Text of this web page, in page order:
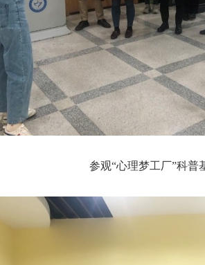
参观“心理梦工厂”科普